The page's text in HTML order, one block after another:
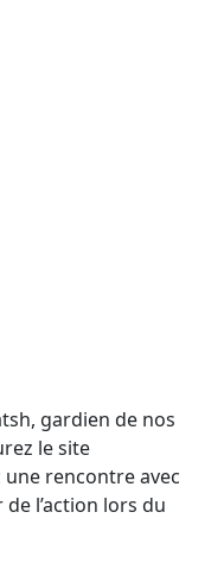
gardien de nos
le site
rencontre avec
l’action lors du